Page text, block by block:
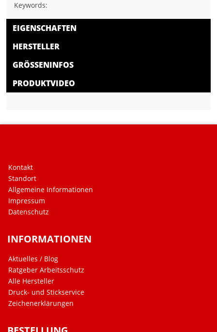
Keywords:
EIGENSCHAFTEN
HERSTELLER
GRÖSSENINFOS
PRODUKTVIDEO
Kontakt
Standort
Allgemeine Informationen
Impressum
Datenschutz
INFORMATIONEN
Aktuelles / Blog
Ratgeber Arbeitsschutz
Alle Hersteller
Druck- und Stickservice
Zeichenerklärungen